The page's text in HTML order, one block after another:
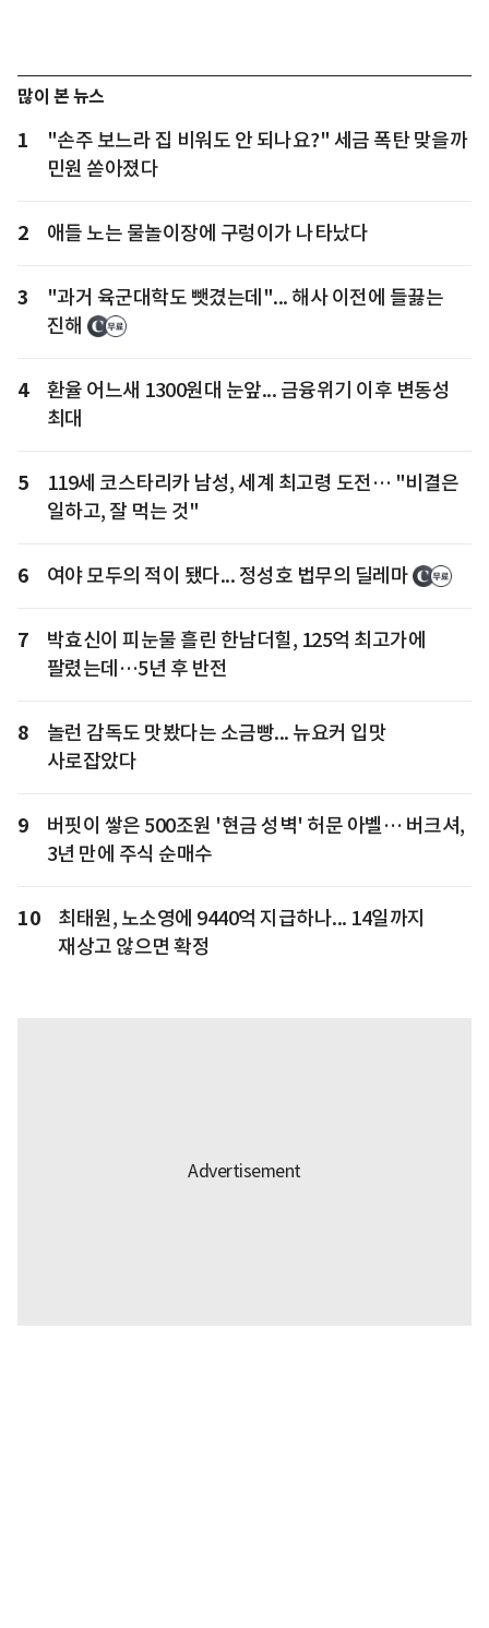
많이 본 뉴스
1
"손주 보느라 집 비워도 안 되나요?" 세금 폭탄 맞을까
민원 쏟아졌다
2 애들 노는 물놀이장에 구렁이가 나타났다
3
"과거 육군대학도 뺏겼는데"... 해사 이전에 들끓는
진해
4
환율 어느새 1300원대 눈앞... 금융위기 이후 변동성
최대
5
119세 코스타리카 남성, 세계 최고령 도전… "비결은
일하고, 잘 먹는 것"
6 여야 모두의 적이 됐다... 정성호 법무의 딜레마
7
박효신이 피눈물 흘린 한남더힐, 125억 최고가에
팔렸는데…5년 후 반전
8
놀런 감독도 맛봤다는 소금빵... 뉴요커 입맛
사로잡았다
9
버핏이 쌓은 500조원 '현금 성벽' 허문 아벨… 버크셔,
3년 만에 주식 순매수
10
최태원, 노소영에 9440억 지급하나... 14일까지
재상고 않으면 확정